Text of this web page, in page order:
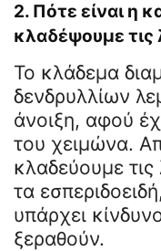
2. Πότε είναι η
κλαδέψουμε τις
Το κλάδεμα
δενδρυλλίων
άνοιξη, αφού
του χειμώνα.
κλαδεύουμε τις
τα
υπάρχει
ξεραθούν.